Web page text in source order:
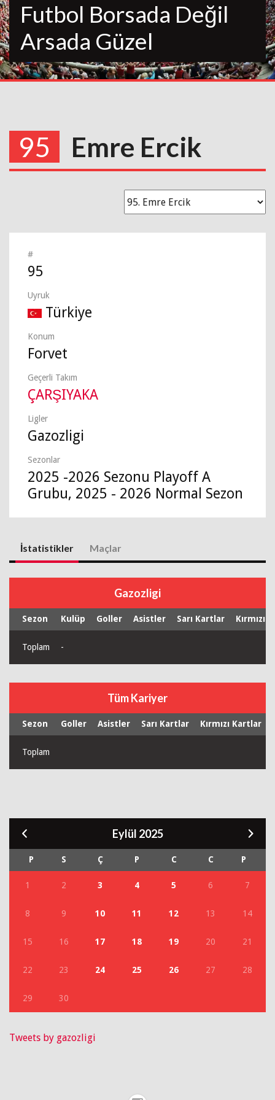
Futbol Borsada Değil
Arsada Güzel
95 Emre Ercik
#
95
Uyruk
Türkiye
Konum
Forvet
Geçerli Takım
ÇARŞIYAKA
Ligler
Gazozligi
Sezonlar
2025 -2026 Sezonu Playoff A
Grubu, 2025 - 2026 Normal Sezon
İstatistikler Maçlar
Gazozligi
Sezon Kulüp Goller Asistler Sarı Kartlar Kırmızı
Toplam -
Tüm Kariyer
Sezon Goller Asistler Sarı Kartlar Kırmızı Kartlar
Toplam
Eylül 2025
P S Ç P C C P
1 2 3 4 5 6 7
8 9 10 11 12 13 14
15 16 17 18 19 20 21
22 23 24 25 26 27 28
29 30
Tweets by gazozligi